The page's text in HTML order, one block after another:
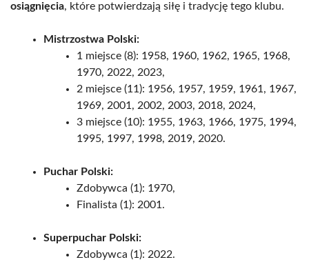
osiągnięcia, które potwierdzają siłę i tradycję tego klubu.
Mistrzostwa Polski:
1 miejsce (8): 1958, 1960, 1962, 1965, 1968,
1970, 2022, 2023,
2 miejsce (11): 1956, 1957, 1959, 1961, 1967,
1969, 2001, 2002, 2003, 2018, 2024,
3 miejsce (10): 1955, 1963, 1966, 1975, 1994,
1995, 1997, 1998, 2019, 2020.
Puchar Polski:
Zdobywca (1): 1970,
Finalista (1): 2001.
Superpuchar Polski:
Zdobywca (1): 2022.